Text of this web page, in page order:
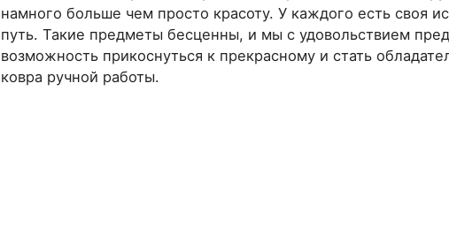
намного больше чем просто красоту. У каждого есть своя
путь. Такие предметы бесценны, и мы с удовольствием
возможность прикоснуться к прекрасному и стать
ковра ручной работы.